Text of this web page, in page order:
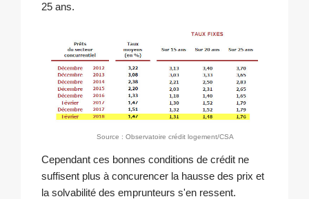
25 ans.
Source : Observatoire crédit logement/CSA
Cependant ces bonnes conditions de crédit ne
suffisent plus à concurencer la hausse des prix et
la solvabilité des emprunteurs s'en ressent.